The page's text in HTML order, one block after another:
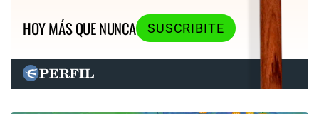
HOY MÁS QUE NUNCA
SUSCRIBITE